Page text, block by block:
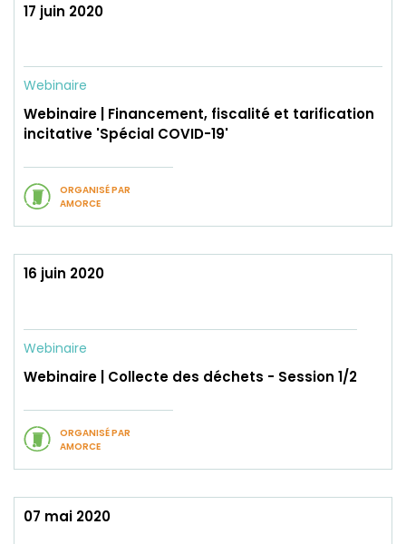
17 juin 2020
Webinaire
Webinaire | Financement, fiscalité et tarification
incitative 'Spécial COVID-19'
ORGANISÉ PAR
AMORCE
16 juin 2020
Webinaire
Webinaire | Collecte des déchets - Session 1/2
ORGANISÉ PAR
AMORCE
07 mai 2020